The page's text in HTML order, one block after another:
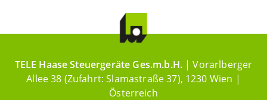
TELE Haase Steuergeräte Ges.m.b.H. | Vorarlberger
Allee 38 (Zufahrt: Slamastraße 37), 1230 Wien |
Österreich